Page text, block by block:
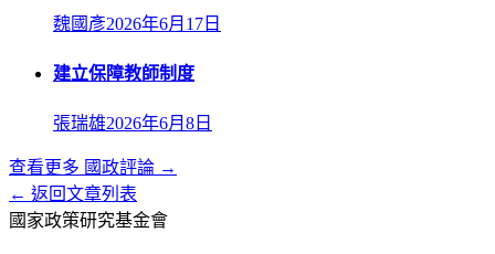
魏國彥2026年6月17日
建立保障教師制度
張瑞雄2026年6月8日
查看更多 國政評論 →
← 返回文章列表
國家政策研究基金會